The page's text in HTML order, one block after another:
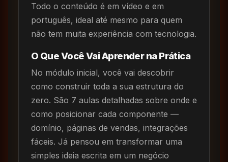
Todo o conteúdo é em vídeo e em
português, ideal até mesmo para quem
não tem muita experiência com tecnologia.
O Que Você Vai Aprender na Prática
No módulo inicial, você vai descobrir
como construir toda a sua estrutura do
zero. São 7 aulas detalhadas sobre onde e
como posicionar cada componente —
domínio, páginas de vendas, integrações
fáceis. Já pensou em transformar uma
simples ideia escrita em um negócio